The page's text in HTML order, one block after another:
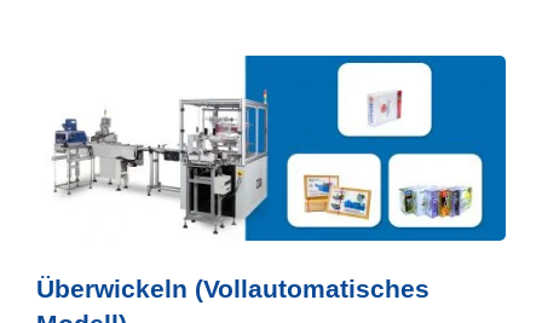
Überwickeln (Vollautomatisches